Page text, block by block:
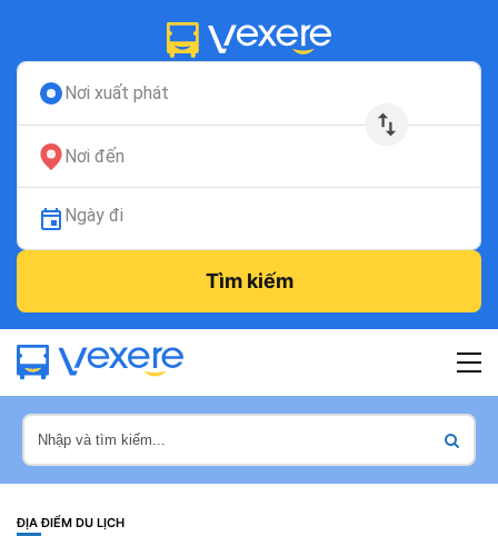
Nơi xuất phát
Nơi đến
Ngày đi
Tìm kiếm
ĐỊA ĐIỂM DU LỊCH